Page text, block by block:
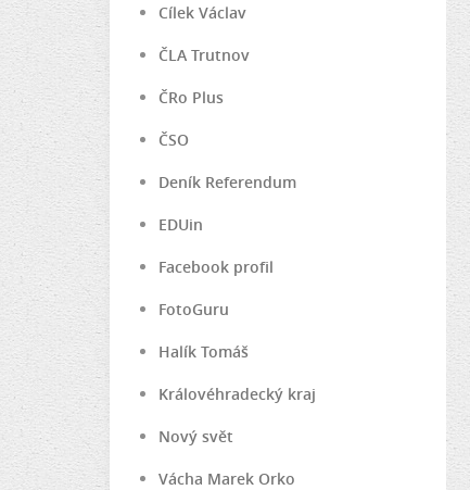
Cílek Václav
ČLA Trutnov
ČRo Plus
ČSO
Deník Referendum
EDUin
Facebook profil
FotoGuru
Halík Tomáš
Královéhradecký kraj
Nový svět
Vácha Marek Orko